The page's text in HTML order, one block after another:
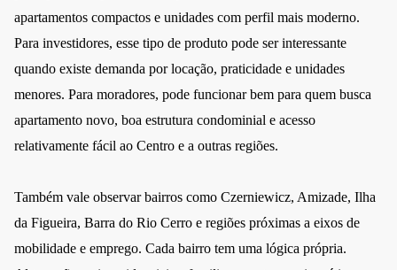
apartamentos compactos e unidades com perfil mais moderno.
Para investidores, esse tipo de produto pode ser interessante
quando existe demanda por locação, praticidade e unidades
menores. Para moradores, pode funcionar bem para quem busca
apartamento novo, boa estrutura condominial e acesso
relativamente fácil ao Centro e a outras regiões.
Também vale observar bairros como Czerniewicz, Amizade, Ilha
da Figueira, Barra do Rio Cerro e regiões próximas a eixos de
mobilidade e emprego. Cada bairro tem uma lógica própria.